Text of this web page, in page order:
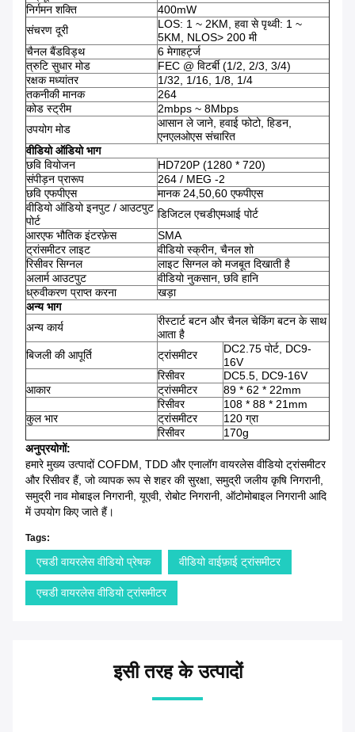
निर्गमन शक्ति
400mW
संचरण दूरी
LOS: 1 ~ 2KM, हवा से पृथ्वी: 1 ~
5KM, NLOS> 200 मी
चैनल बैंडविड्थ
6 मेगाहर्ट्ज
त्रुटि सुधार मोड
FEC @ विटर्बी (1/2, 2/3, 3/4)
रक्षक मध्यांतर
1/32, 1/16, 1/8, 1/4
तकनीकी मानक
264
कोड स्ट्रीम
2mbps ~ 8Mbps
उपयोग मोड
आसान ले जाने, हवाई फोटो, हिडन,
एनएलओएस संचारित
वीडियो ऑडियो भाग
छवि वियोजन
HD720P (1280 * 720)
संपीड़न प्रारूप
264 / MEG -2
छवि एफपीएस
मानक 24,50,60 एफपीएस
वीडियो ऑडियो इनपुट / आउटपुट
पोर्ट
डिजिटल एचडीएमआई पोर्ट
आरएफ भौतिक इंटरफ़ेस
SMA
ट्रांसमीटर लाइट
वीडियो स्क्रीन, चैनल शो
रिसीवर सिग्नल
लाइट सिग्नल को मजबूत दिखाती है
अलार्म आउटपुट
वीडियो नुकसान, छवि हानि
ध्रुवीकरण प्राप्त करना
खड़ा
अन्य भाग
अन्य कार्य
रीस्टार्ट बटन और चैनल चेकिंग बटन के साथ
आता है
बिजली की आपूर्ति
ट्रांसमीटर
DC2.75 पोर्ट, DC9-
16V
रिसीवर
DC5.5, DC9-16V
आकार
ट्रांसमीटर
89 * 62 * 22mm
रिसीवर
108 * 88 * 21mm
कुल भार
ट्रांसमीटर
120 ग्रा
रिसीवर
170g
अनुप्रयोगों:
हमारे मुख्य उत्पादों COFDM, TDD और एनालॉग वायरलेस वीडियो ट्रांसमीटर
और रिसीवर हैं, जो व्यापक रूप से शहर की सुरक्षा, समुद्री जलीय कृषि निगरानी, ​​
समुद्री नाव मोबाइल निगरानी, ​​यूएवी, रोबोट निगरानी, ​​ऑटोमोबाइल निगरानी आदि
में उपयोग किए जाते हैं।
Tags:
एचडी वायरलेस वीडियो प्रेषक वीडियो वाईफ़ाई ट्रांसमीटर
एचडी वायरलेस वीडियो ट्रांसमीटर
इसी तरह के उत्पादों